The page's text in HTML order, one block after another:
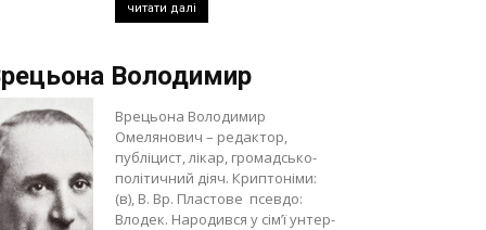
читати далі
Володимир
Врецьона Володимир
Омелянович – редактор,
публіцист, лікар, громадсько-
політичний діяч. Криптоніми:
(в), В. Вр. Пластове псевдо:
Влодек. Народився у сім’ї унтер-